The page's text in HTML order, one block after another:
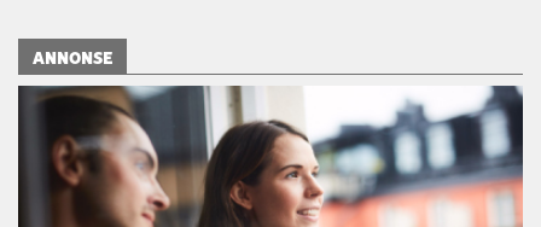
ANNONSE